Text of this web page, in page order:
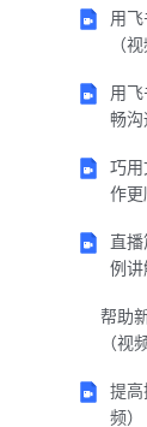
用
（视
用
畅沟
巧
作更
直
例讲
帮助
（视
提高
频）